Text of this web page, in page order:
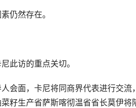
仍然存在。
此访的重点关切。
会面，卡尼将同商界代表进行交
籽生产省萨斯喀彻温省省长莫伊将